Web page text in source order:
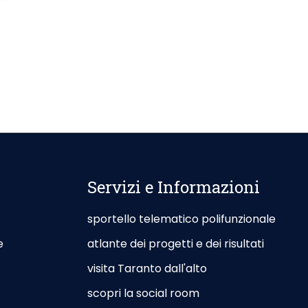
Servizi e Informazioni
sportello telematico polifunzionale
atlante dei progetti e dei risultati
visita Taranto dall'alto
scopri la social room